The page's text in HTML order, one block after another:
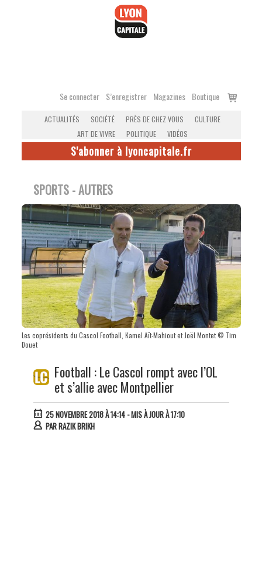
Se connecter S’enregistrer Magazines Boutique
Voir
ACTUALITÉS SOCIÉTÉ PRÈS DE CHEZ VOUS
CULTURE
ART DE VIVRE
POLITIQUE VIDÉOS
S'abonner à lyoncapitale.fr
SPORTS - AUTRES
Les coprésidents du Cascol Football, Kamel Aït-Mahiout et Joël Montet © Tim
Douet
Football : Le Cascol rompt avec l’OL
et s’allie avec Montpellier
25 NOVEMBRE 2018 À 14:14- MIS À JOUR À 17:10
PARRAZIK BRIKH